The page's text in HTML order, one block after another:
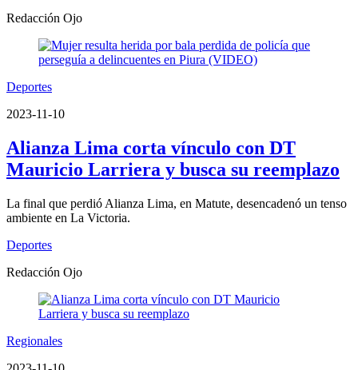
Redacción Ojo
Deportes
2023-11-10
Alianza Lima corta vínculo con DT
Mauricio Larriera y busca su reemplazo
La final que perdió Alianza Lima, en Matute, desencadenó un tenso
ambiente en La Victoria.
Deportes
Redacción Ojo
Regionales